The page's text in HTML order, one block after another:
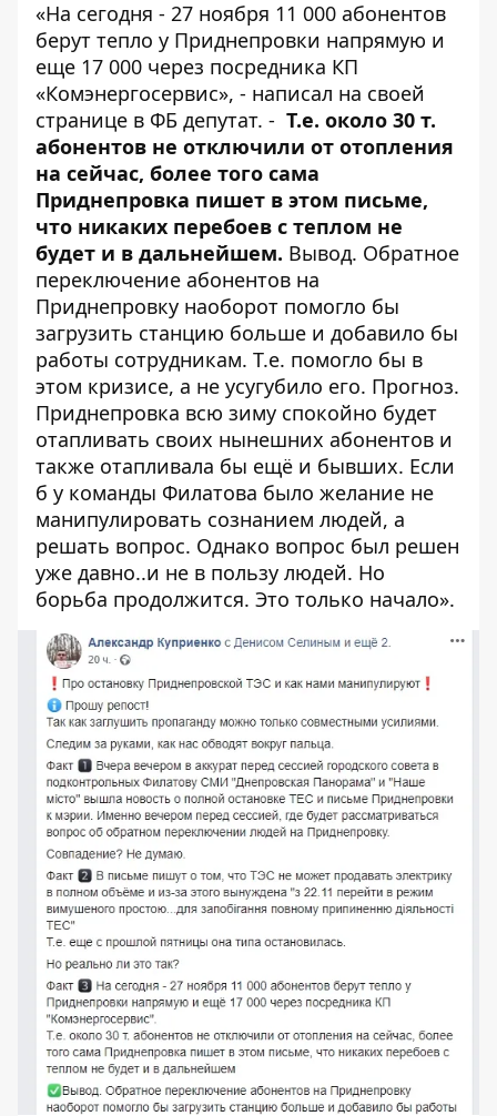
«На сегодня - 27 ноября 11 000 абонентов
берут тепло у Приднепровки напрямую и
еще 17 000 через посредника КП
«Комэнергосервис», - написал на своей
странице в ФБ депутат. - Т.е. около 30 т.
абонентов не отключили от отопления
на сейчас, более того сама
Приднепровка пишет в этом письме,
что никаких перебоев с теплом не
будет и в дальнейшем. Вывод. Обратное
переключение абонентов на
Приднепровку наоборот помогло бы
загрузить станцию больше и добавило бы
работы сотрудникам. Т.е. помогло бы в
этом кризисе, а не усугубило его. Прогноз.
Приднепровка всю зиму спокойно будет
отапливать своих нынешних абонентов и
также отапливала бы ещё и бывших. Если
б у команды Филатова было желание не
манипулировать сознанием людей, а
решать вопрос. Однако вопрос был решен
уже давно..и не в пользу людей. Но
борьба продолжится. Это только начало».